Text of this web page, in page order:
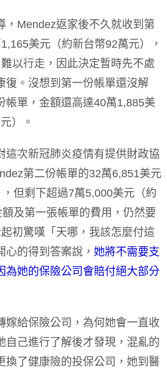
，Mendez返家後不久就收到第
美元（約新台幣92萬元），
以行走，因此決定暫時先不處
復。沒想到第一份帳單還沒解
帳單，金額還高達40萬1,885美
）。
這次新冠肺炎疫情有提供財政協
第二份帳單的32萬6,851美元
，但剩下超過7萬5,000美元（約
及第一張帳單的費用，仍然要
初驚嘆「天哪，我該怎麼付這
心的得到答案說，她將不需要支
為她的保險公司會賠付絕大部分
嫁給保險公司，為何她會一直收
自己進行了解後才發現，混亂的
換了健康險的投保公司，她到醫